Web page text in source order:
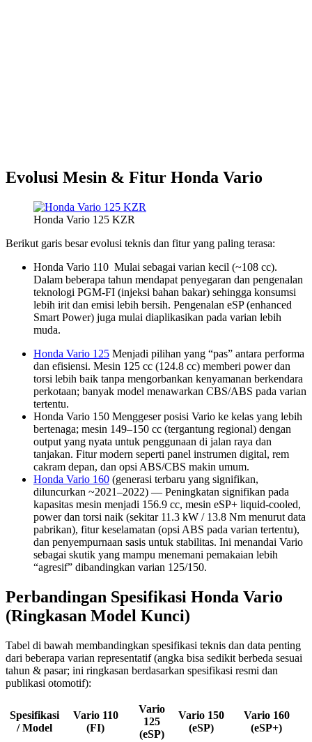
Evolusi Mesin & Fitur Honda Vario
Honda Vario 125 KZR
Berikut garis besar evolusi teknis dan fitur yang paling terasa:
Honda Vario 110 Mulai sebagai varian kecil (~108 cc).
Dalam beberapa tahun mendapat penyegaran dan pengenalan
teknologi PGM-FI (injeksi bahan bakar) sehingga konsumsi
lebih irit dan emisi lebih bersih. Pengenalan eSP (enhanced
Smart Power) juga mulai diaplikasikan pada varian lebih
muda.
Honda Vario 125 Menjadi pilihan yang “pas” antara performa
dan efisiensi. Mesin 125 cc (124.8 cc) memberi power dan
torsi lebih baik tanpa mengorbankan kenyamanan berkendara
perkotaan; banyak model menawarkan CBS/ABS pada varian
tertentu.
Honda Vario 150 Menggeser posisi Vario ke kelas yang lebih
bertenaga; mesin 149–150 cc (tergantung regional) dengan
output yang nyata untuk penggunaan di jalan raya dan
tanjakan. Fitur modern seperti panel instrumen digital, rem
cakram depan, dan opsi ABS/CBS makin umum.
Honda Vario 160 (generasi terbaru yang signifikan,
diluncurkan ~2021–2022) — Peningkatan signifikan pada
kapasitas mesin menjadi 156.9 cc, mesin eSP+ liquid-cooled,
power dan torsi naik (sekitar 11.3 kW / 13.8 Nm menurut data
pabrikan), fitur keselamatan (opsi ABS pada varian tertentu),
dan penyempurnaan sasis untuk stabilitas. Ini menandai Vario
sebagai skutik yang mampu menemani pemakaian lebih
“agresif” dibandingkan varian 125/150.
Perbandingan Spesifikasi Honda Vario
(Ringkasan Model Kunci)
Tabel di bawah membandingkan spesifikasi teknis dan data penting
dari beberapa varian representatif (angka bisa sedikit berbeda sesuai
tahun & pasar; ini ringkasan berdasarkan spesifikasi resmi dan
publikasi otomotif):
Spesifikasi
/ Model
Vario 110
(FI)
Vario
125
(eSP)
Vario 150
(eSP)
Vario 160
(eSP+)